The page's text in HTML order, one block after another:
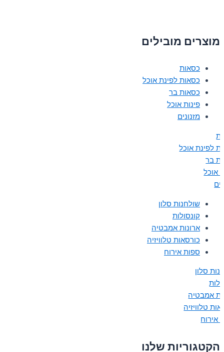
מוצרים מובילים
כסאות
כסאות לפינת אוכל
כסאות בר
פינות אוכל
מזנונים
לפינת אוכל
בר
אוכל
שולחנות סלון
קונסולות
ארונות אמבטיה
כורסאות טלוויזיה
ספות אירוח
סלון
אמבטיה
טלוויזיה
אירוח
הקטגוריות שלנו